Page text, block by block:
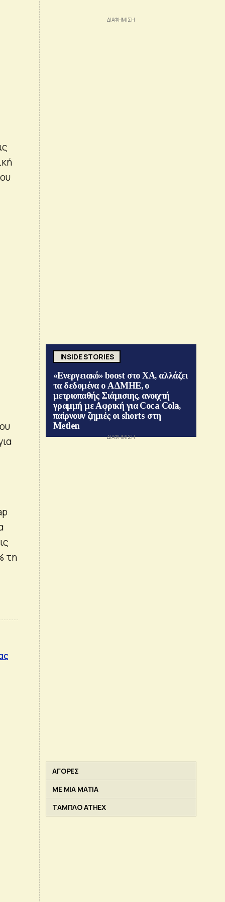
τη
INSIDE STORIES
«Ενεργειακό» boost στο ΧΑ, αλλάζει
τα δεδομένα ο ΑΔΜΗΕ, ο
μετριοπαθής Σιάμισιης, ανοιχτή
γραμμή με Αφρική για Coca Cola,
παίρνουν ζημιές οι shorts στη
Metlen
ΑΓΟΡΕΣ
ΜΕ ΜΙΑ ΜΑΤΙΑ
ΤΑΜΠΛΟ ATHEX